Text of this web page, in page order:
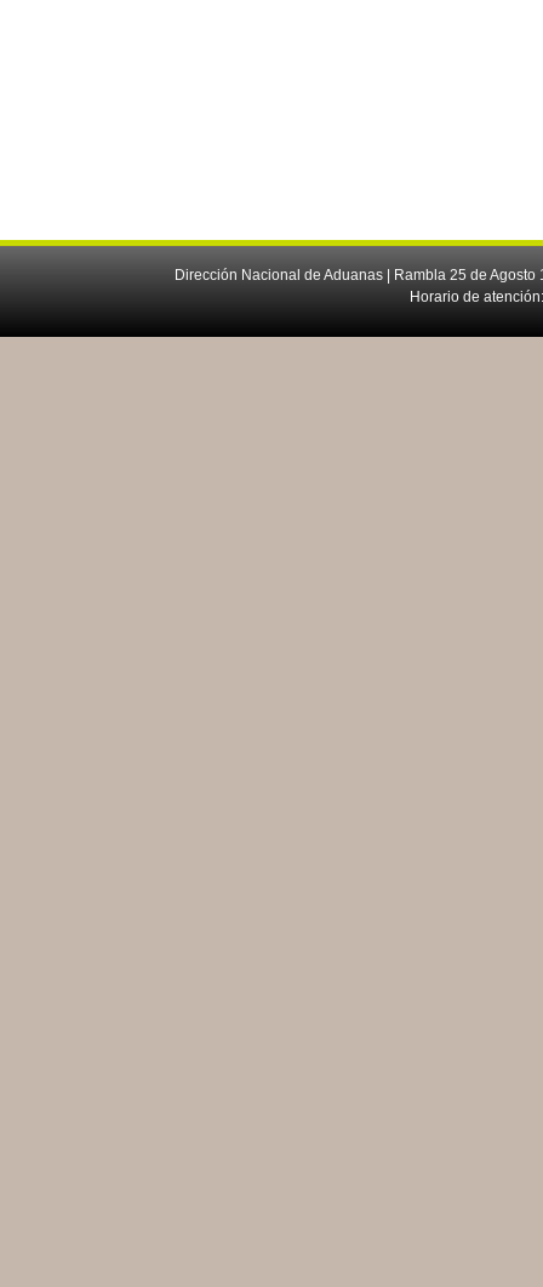
Dirección Nacional de Aduanas | Rambla 25 de
Horario de